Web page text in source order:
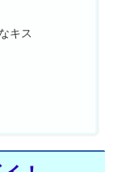
キス